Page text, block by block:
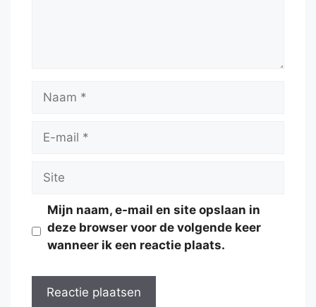
Naam
Site
Mijn naam, e-mail en site opslaan in
deze browser voor de volgende keer
wanneer ik een reactie plaats.